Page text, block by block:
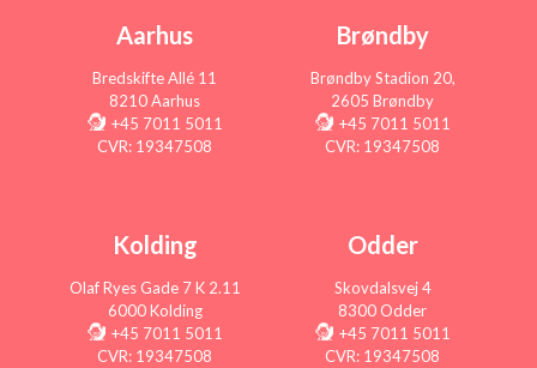
Aarhus
Bredskifte Allé 11
8210 Aarhus
+45 7011 5011
CVR: 19347508
Brøndby
Brøndby Stadion 20,
2605 Brøndby
+45 7011 5011
CVR: 19347508
Kolding
Olaf Ryes Gade 7 K 2.11
6000 Kolding
+45 7011 5011
CVR: 19347508
Odder
Skovdalsvej 4
8300 Odder
+45 7011 5011
CVR: 19347508